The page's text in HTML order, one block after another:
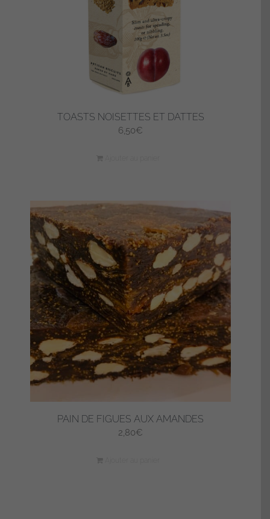
TOASTS NOISETTES ET DATTES
6,50€
PAIN DE FIGUES AUX AMANDES
2,80€